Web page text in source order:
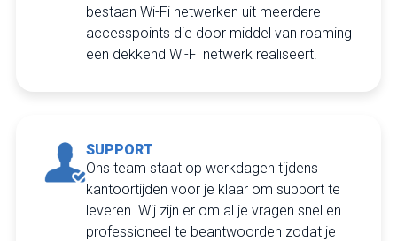
bestaan Wi-Fi netwerken uit meerdere
accesspoints die door middel van roaming
een dekkend Wi-Fi netwerk realiseert.
SUPPORT
Ons team staat op werkdagen tijdens
kantoortijden voor je klaar om support te
leveren. Wij zijn er om al je vragen snel en
professioneel te beantwoorden zodat je